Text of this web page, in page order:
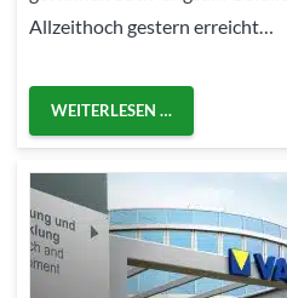
Allzeithoch gestern erreicht…
WEITERLESEN …